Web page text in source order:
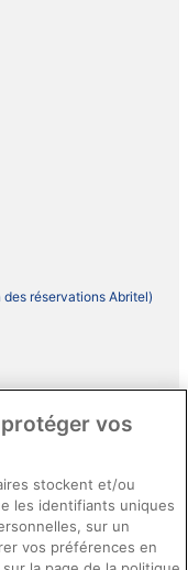
réservations Abritel)
d’ebookers
vos
stockent et/ou
les identifiants uniques
sur un
vos préférences en